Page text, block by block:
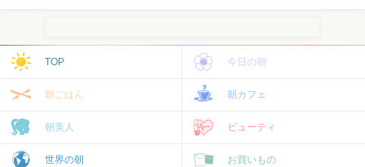
TOP 今日の朝
朝ごはん 朝カフェ
朝美人 ビューティ
世界の朝 お買いもの